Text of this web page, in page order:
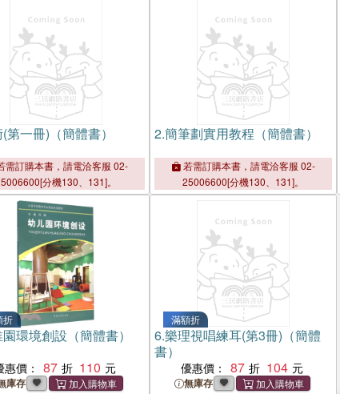
第一冊)（簡體書）
需訂購本書，請電洽客服 02-
分機130、131]。
2.簡筆劃實用教程（簡體書）
若需訂購本書，請電洽客服 02-
25006600[分機130、131]。
折
環境創設（簡體書）
惠價： 87 110
庫存
滿額折
6.樂理視唱練耳(第3冊)（簡體
書）
優惠價： 87 104
無庫存